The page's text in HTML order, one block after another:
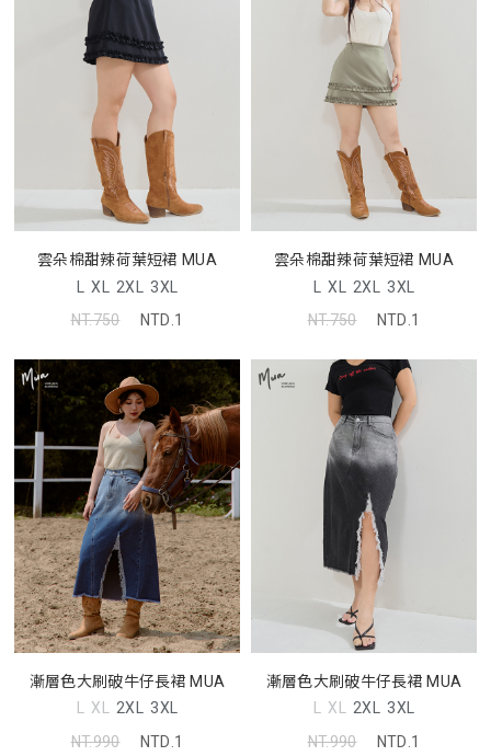
雲朵棉甜辣荷葉短裙 MUA
L XL 2XL 3XL
NT.750
NTD.1
雲朵棉甜辣荷葉短裙 MUA
L XL 2XL 3XL
NT.750
NTD.1
漸層色大刷破牛仔長裙 MUA
L XL 2XL 3XL
NT.990
NTD.1
漸層色大刷破牛仔長裙 MUA
L XL 2XL 3XL
NT.990
NTD.1